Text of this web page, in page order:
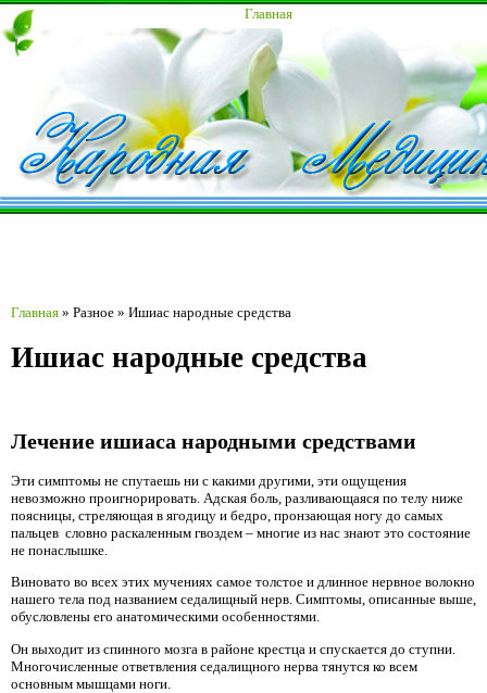
Главная
Главная » Разное » Ишиас народные средства
Ишиас народные средства
Лечение ишиаса народными средствами
Эти симптомы не спутаешь ни с какими другими, эти ощущения
невозможно проигнорировать. Адская боль, разливающаяся по телу ниже
поясницы, стреляющая в ягодицу и бедро, пронзающая ногу до самых
пальцев словно раскаленным гвоздем – многие из нас знают это состояние
не понаслышке.
Виновато во всех этих мучениях самое толстое и длинное нервное волокно
нашего тела под названием седалищный нерв. Симптомы, описанные выше,
обусловлены его анатомическими особенностями.
Он выходит из спинного мозга в районе крестца и спускается до ступни.
Многочисленные ответвления седалищного нерва тянутся ко всем
основным мышцами ноги.